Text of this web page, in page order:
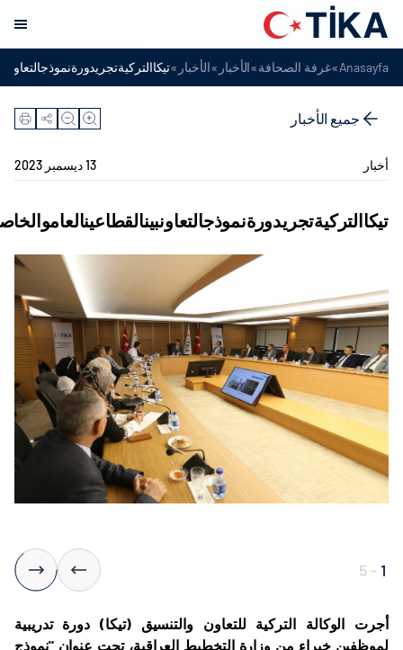
Anasayfa
»غرفة الصحافة»الأخبار »الأخبار »
جميع الأخبار
أخبار 13 ديسمبر 2023
1
-
5
أجرت الوكالة التركية للتعاون والتنسيق (تيكا) دورة تدريبية
لموظفين خبراء من وزارة التخطيط العراقية، تحت عنوان "نموذج